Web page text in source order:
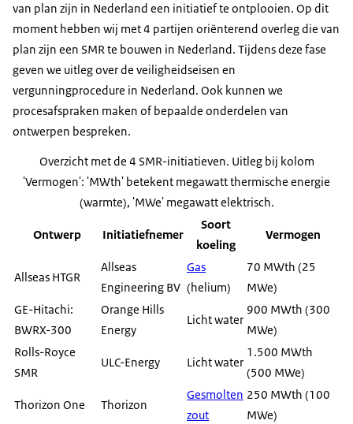
van plan zijn in Nederland een initiatief te ontplooien. Op dit
moment hebben wij met 4 partijen oriënterend overleg die van
plan zijn een SMR te bouwen in Nederland. Tijdens deze fase
geven we uitleg over de veiligheidseisen en
vergunningprocedure in Nederland. Ook kunnen we
procesafspraken maken of bepaalde onderdelen van
ontwerpen bespreken.
Overzicht met de 4 SMR-initiatieven. Uitleg bij kolom
'Vermogen': 'MWth' betekent megawatt thermische energie
(warmte), 'MWe' megawatt elektrisch.
Ontwerp Initiatiefnemer
Soort
koeling
Vermogen
Allseas HTGR
Allseas
Engineering BV
Gas
(helium)
70 MWth (25
MWe)
GE-Hitachi:
BWRX-300
Orange Hills
Energy
Licht water
900 MWth (300
MWe)
Rolls-Royce
SMR
ULC-Energy Licht water
1.500 MWth
(500 MWe)
Thorizon One Thorizon
Gesmolten
zout
250 MWth (100
MWe)